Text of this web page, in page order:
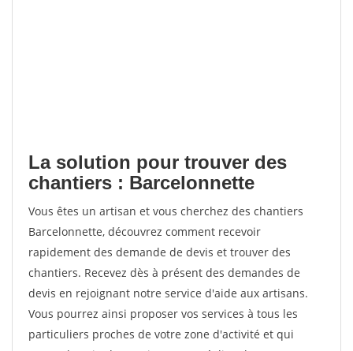
La solution pour trouver des
chantiers : Barcelonnette
Vous êtes un artisan et vous cherchez des chantiers
Barcelonnette, découvrez comment recevoir
rapidement des demande de devis et trouver des
chantiers. Recevez dès à présent des demandes de
devis en rejoignant notre service d'aide aux artisans.
Vous pourrez ainsi proposer vos services à tous les
particuliers proches de votre zone d'activité et qui